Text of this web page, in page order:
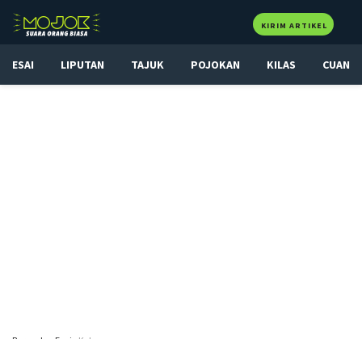
KIRIM ARTIKEL
ESAI LIPUTAN TAJUK POJOKAN KILAS CUAN